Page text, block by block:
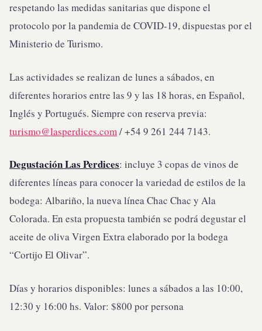
respetando las medidas sanitarias que dispone el
protocolo por la pandemia de COVID-19, dispuestas por el
Ministerio de Turismo.
Las actividades se realizan de lunes a sábados, en
diferentes horarios entre las 9 y las 18 horas, en Español,
Inglés y Portugués. Siempre con reserva previa:
turismo@lasperdices.com/ +54 9 261 244 7143.
Degustación Las Perdices: incluye 3 copas de vinos de
diferentes líneas para conocer la variedad de estilos de la
bodega: Albariño, la nueva línea Chac Chac y Ala
Colorada. En esta propuesta también se podrá degustar el
aceite de oliva Virgen Extra elaborado por la bodega
“Cortijo El Olivar”.
Días y horarios disponibles: lunes a sábados a las 10:00,
12:30 y 16:00 hs. Valor: $800 por persona